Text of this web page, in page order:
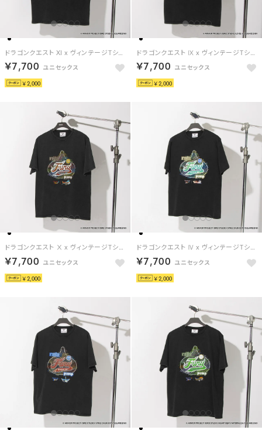
ドラゴンクエスト XI x ヴィンテージTシャツ / DRAGON QUEST XI x VINTAGE TEE 【返品不可商品】（ブラック/グレー）
￥7,700
￥2,000
ドラゴンクエスト Ⅸ x ヴィンテージTシャツ / DRAGON QUEST Ⅸ x VINTAGE TEE 【返品不可商品】（ブラック/ホワイト）
￥7,700
￥2,000
ドラゴンクエスト Ⅹ x ヴィンテージTシャツ / DRAGON QUEST Ⅹ x VINTAGE TEE 【返品不可商品】 （ブラック/レッド）
￥7,700
￥2,000
ドラゴンクエスト Ⅳ x ヴィンテージTシャツ / DRAGON QUEST Ⅳ x VINTAGE TEE 【返品不可商品】 （ブラック/グリーン）
￥7,700
￥2,000